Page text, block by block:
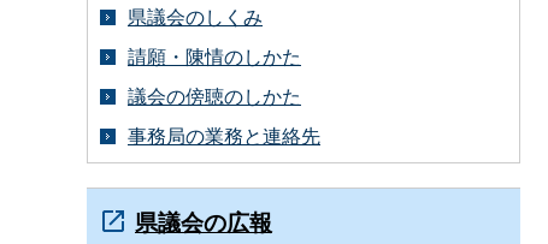
県議会のしくみ
請願・陳情のしかた
議会の傍聴のしかた
事務局の業務と連絡先
県議会の広報